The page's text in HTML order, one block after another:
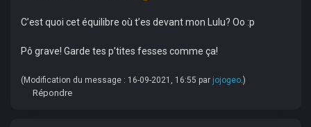
C’est quoi cet équilibre où t’es devant mon Lulu? Oo :p
Pô grave! Garde tes p’tites fesses comme ça!
(Modification du message : 16-09-2021, 16:55 par jojogeo.)
Répondre